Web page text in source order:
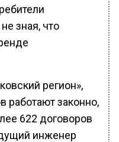
зная, что
регион»,
работают законно,
622 договоров
инженер